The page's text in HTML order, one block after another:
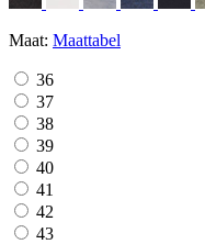
Maat: Maattabel
36
37
38
39
40
41
42
43